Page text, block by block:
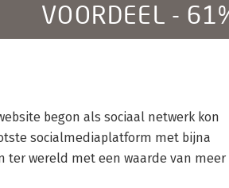
VOORDEEL -
begon als sociaal netwerk kon
socialmediaplatform met bijna
ter wereld met een waarde van meer